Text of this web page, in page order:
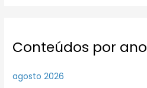
Conteúdos por ano
agosto 2026